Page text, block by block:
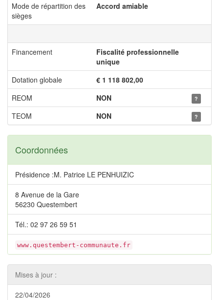
Mode de répartition des
sièges
Accord amiable
Financement
Fiscalité professionnelle
unique
Dotation globale
€ 1 118 802,00
REOM
NON ?
TEOM NON ?
Coordonnées
Présidence :M. Patrice LE PENHUIZIC
8 Avenue de la Gare
56230 Questembert
Tél.: 02 97 26 59 51
www.questembert-communaute.fr
Mises à jour :
22/04/2026